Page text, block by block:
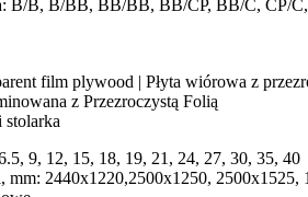
B/B, B/BB, BB/BB, BB/CP, BB/C, CP/
z Przezroczystą Folią
stolarka
9, 12, 15, 18, 19, 21, 24, 27, 30, 35, 40
mm: 2440х1220,2500x1250, 2500x1525,